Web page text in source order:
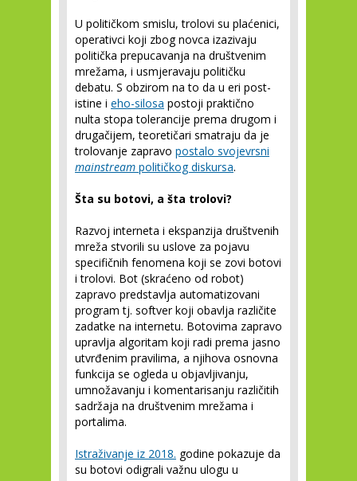
U političkom smislu, trolovi su plaćenici,
operativci koji zbog novca izazivaju
politička prepucavanja na društvenim
mrežama, i usmjeravaju političku
debatu. S obzirom na to da u eri post-
istine i eho-silosa postoji praktično
nulta stopa tolerancije prema drugom i
drugačijem, teoretičari smatraju da je
trolovanje zapravo postalo svojevrsni
mainstream političkog diskursa.
Šta su botovi, a šta trolovi?
Razvoj interneta i ekspanzija društvenih
mreža stvorili su uslove za pojavu
specifičnih fenomena koji se zovi botovi
i trolovi. Bot (skraćeno od robot)
zapravo predstavlja automatizovani
program tj. softver koji obavlja različite
zadatke na internetu. Botovima zapravo
upravlja algoritam koji radi prema jasno
utvrđenim pravilima, a njihova osnovna
funkcija se ogleda u objavljivanju,
umnožavanju i komentarisanju različitih
sadržaja na društvenim mrežama i
portalima.
Istraživanje iz 2018. godine pokazuje da
su botovi odigrali važnu ulogu u